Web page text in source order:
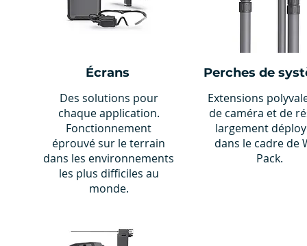
Écrans
Des solutions pour
chaque application.
Fonctionnement
éprouvé sur le terrain
dans les environnements
les plus difficiles au
monde.
Perches de
Extensions
de caméra et de
largement
dans le cadre de
Pack.